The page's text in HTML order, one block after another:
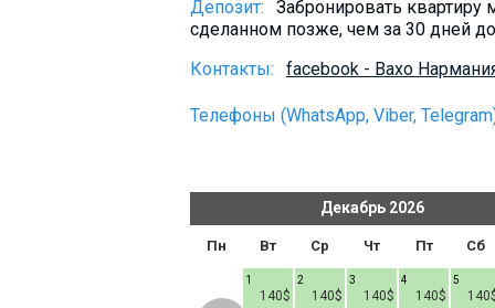
Депозит:
Забронировать
сделанном позже, чем за 30 дней
Контакты:
facebook - Вахо
Телефоны (WhatsApp, Viber,
Декабрь 2026
Пн Вт Ср Чт Пт Сб
140$
1
140$
2
140$
3
140$
4 5